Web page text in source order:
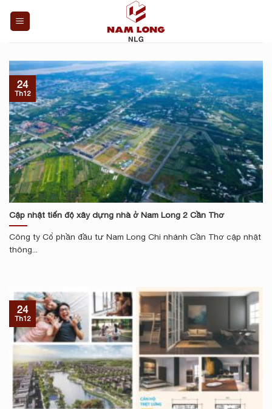
Cập nhật tiến độ xây dựng nhà ở Nam Long 2 Cần Thơ
Công ty Cổ phần đầu tư Nam Long Chi nhánh Cần Thơ cập nhật
thông...
24
Th12
24
Th12